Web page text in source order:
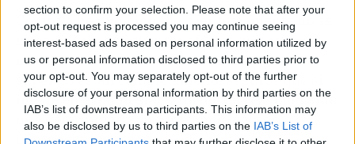
section to confirm your selection. Please note that after your
opt-out request is processed you may continue seeing
interest-based ads based on personal information utilized by
us or personal information disclosed to third parties prior to
your opt-out. You may separately opt-out of the further
disclosure of your personal information by third parties on the
IAB’s list of downstream participants. This information may
also be disclosed by us to third parties on the IAB’s List of
Como ya he mencionado, científicamente no se
ha comprobado sobre los efectos que genera a
nivel cerebral una ducha fría. Pero algunos
expertos están completamente seguros que si
incide en elbienestar y forma de reacciónante
una determinada circunstancia del ser
humano.